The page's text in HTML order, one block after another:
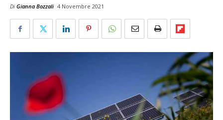
Di Gianna Bozzali 4 Novembre 2021